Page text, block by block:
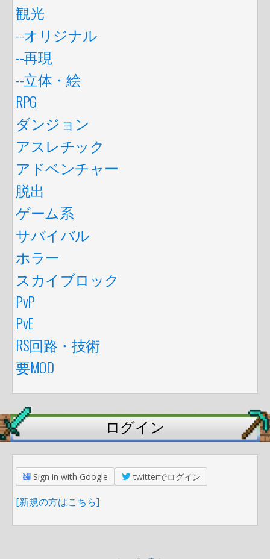
観光
--オリジナル
--再現
--立体・絵
RPG
ダンジョン
アスレチック
アドベンチャー
脱出
ゲーム系
サバイバル
ホラー
スカイブロック
PvP
PvE
RS回路・技術
要MOD
ログイン
Sign in with Google twitterでログイン
[新規の方はこちら]